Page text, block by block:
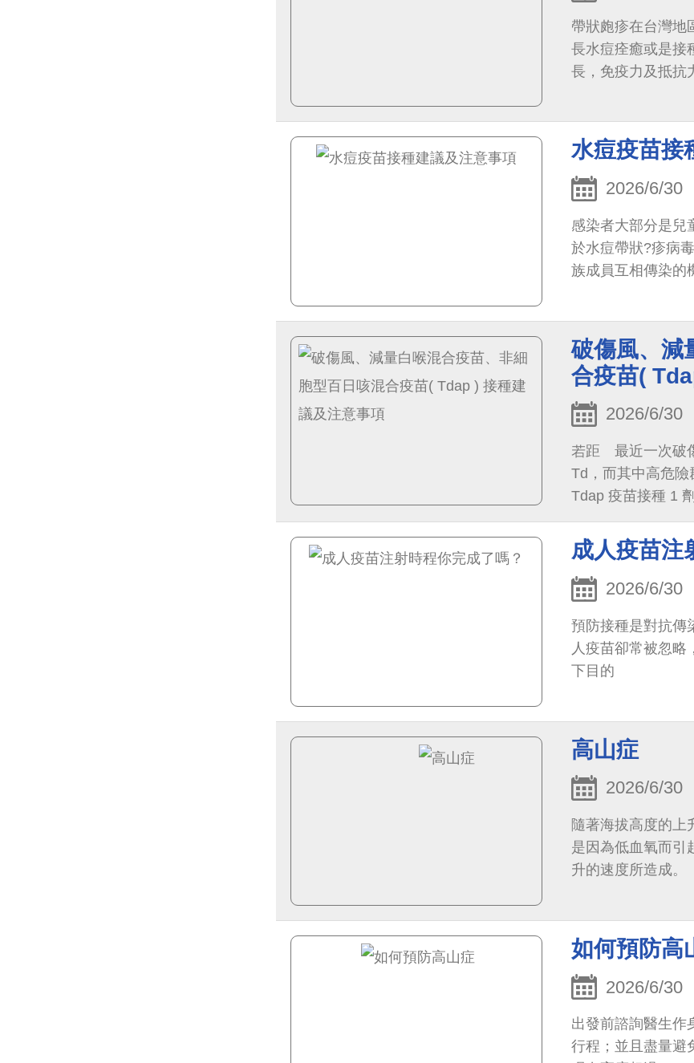
帶狀皰疹在台灣地
長水痘痊癒或是接
長，免疫力及抵抗
水痘疫苗接
2026/6/30
感染者大部分是兒
於水痘帶狀?疹病
族成員互相傳染的
破傷風、減
合疫苗(
2026/6/30
若距離最近一次破
Td，而其中高危
Tdap 疫苗接種 1 劑
成人疫苗注
2026/6/30
預防接種是對抗傳
人疫苗卻常被忽
下目的
高山症
2026/6/30
隨著海拔高度的上
是因為低血氧而引
升的速度所造成。
如何預防高
2026/6/30
出發前諮詢醫生作
行程；並且盡量避